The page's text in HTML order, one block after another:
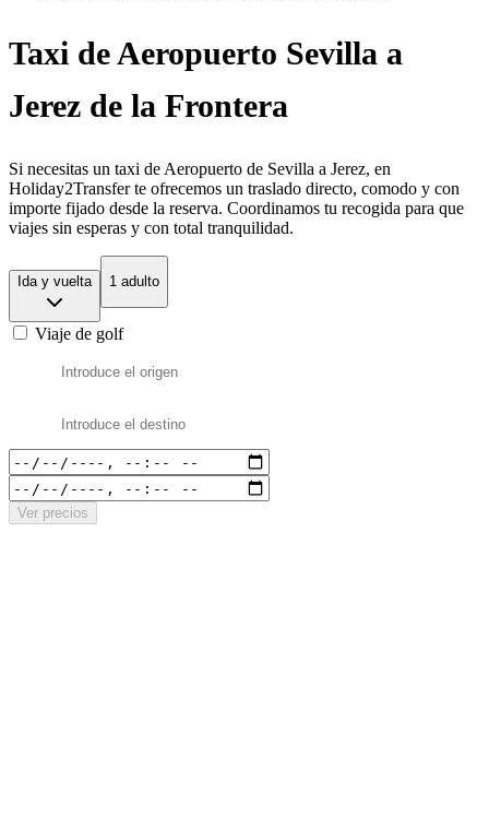
Taxi de Aeropuerto Sevilla a
Jerez de la Frontera
Si necesitas un taxi de Aeropuerto de Sevilla a Jerez, en
Holiday2Transfer te ofrecemos un traslado directo, comodo y con
importe fijado desde la reserva. Coordinamos tu recogida para que
viajes sin esperas y con total tranquilidad.
Ida y vuelta 1 adulto
Viaje de golf
Ver precios